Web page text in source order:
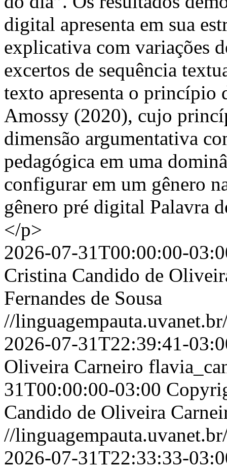
digital apresenta em sua
explicativa com variações
excertos de sequência
texto apresenta o princípio
Amossy (2020), cujo
dimensão argumentativa
pedagógica em uma
configurar em um gênero
gênero pré digital Palavra
</p>
2026-07-31T00:00:00-
Cristina Candido de
Fernandes de Sousa
//
2026-07-31T22:39:41-
Oliveira Carneiro
31T00:00:00-03:00
Candido de Oliveira
//
2026-07-31T22:33:33-